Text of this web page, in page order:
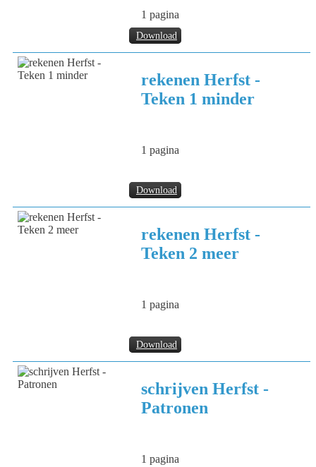
Download
1 pagina
Download
rekenen Herfst -
Teken 1 minder
1 pagina
Download
rekenen Herfst -
Teken 2 meer
1 pagina
schrijven Herfst -
Patronen
1 pagina